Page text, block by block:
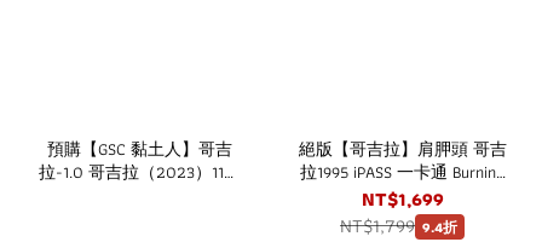
預購【GSC 黏土人】哥吉
拉-1.0 哥吉拉（2023）11月
絕版【哥吉拉】肩胛頭 哥吉
拉1995 iPASS 一卡通 Burning
ver 台灣代理版 strc
NT$1,699
NT$1,799 9.4折